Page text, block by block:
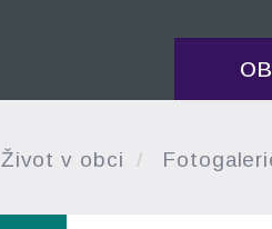
Život v obci